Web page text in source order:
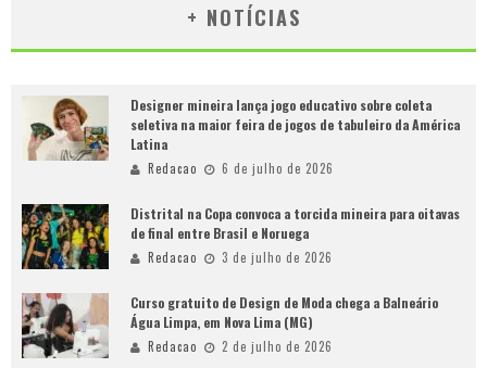
+ NOTÍCIAS
Designer mineira lança jogo educativo sobre coleta
seletiva na maior feira de jogos de tabuleiro da América
Latina
Redacao 6 de julho de 2026
Distrital na Copa convoca a torcida mineira para oitavas
de final entre Brasil e Noruega
Redacao 3 de julho de 2026
Curso gratuito de Design de Moda chega a Balneário
Água Limpa, em Nova Lima (MG)
Redacao 2 de julho de 2026